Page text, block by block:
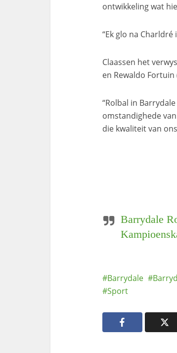
ontwikkeling wat
“Ek glo na
Claassen het
en Rewaldo
“Rolbal in
omstandighede
die kwaliteit van
Barrydale
Barrydale
Sport